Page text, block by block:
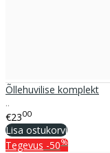
Õllehuvilise komplekt
..
€2300
Lisa ostukorvi
Tegevus -50%